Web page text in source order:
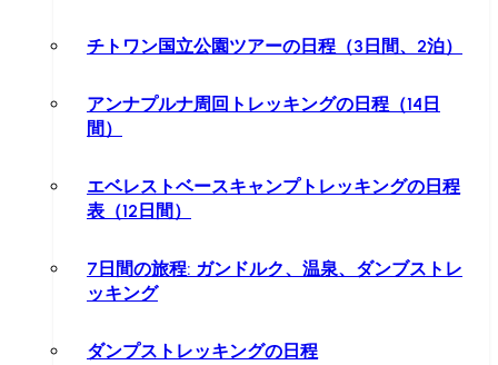
チトワン国立公園ツアーの日程（3日間、2泊）
アンナプルナ周回トレッキングの日程（14日
間）
エベレストベースキャンプトレッキングの日程
表（12日間）
7日間の旅程: ガンドルク、温泉、ダンブストレ
ッキング
ダンプストレッキングの日程